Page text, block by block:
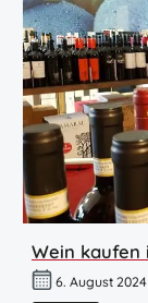
Wein kaufen
6. August 2024